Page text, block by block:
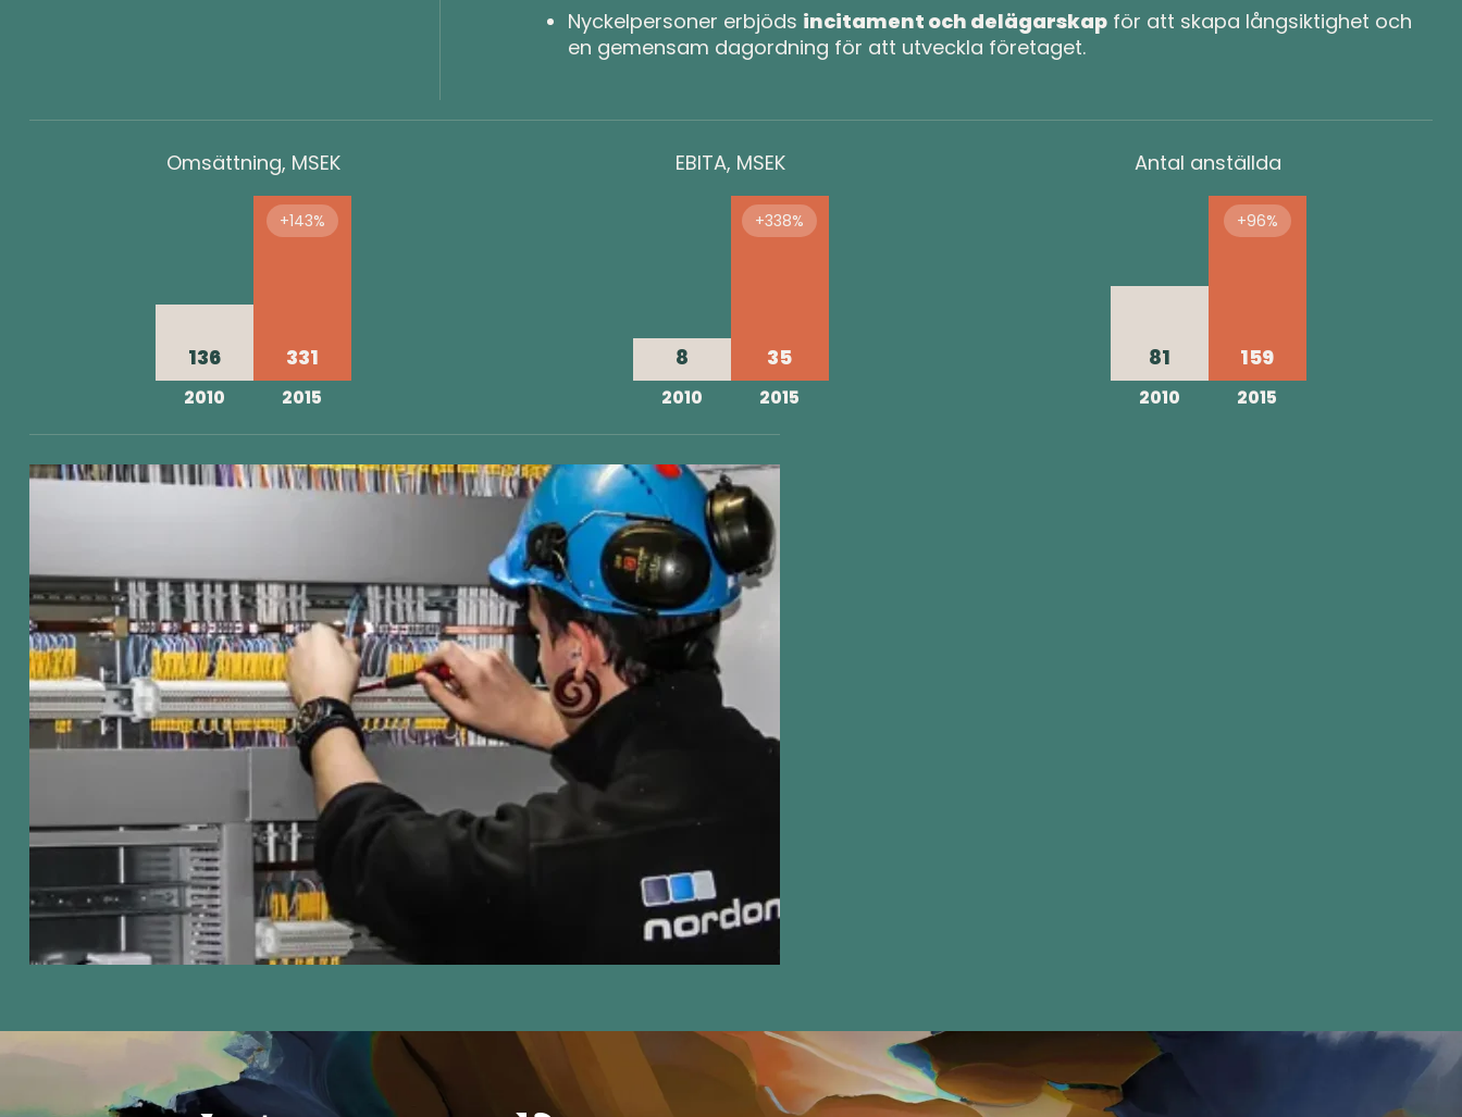
Nyckelpersoner erbjöds incitament och delägarskapför att skapa långsiktighet och
en gemensam dagordning för att utveckla företaget.
Omsättning, MSEK
2010
136
2015
331
+143%
EBITA, MSEK
2010
8
2015
35
+338%
Antal anställda
2010
81
2015
159
+96%